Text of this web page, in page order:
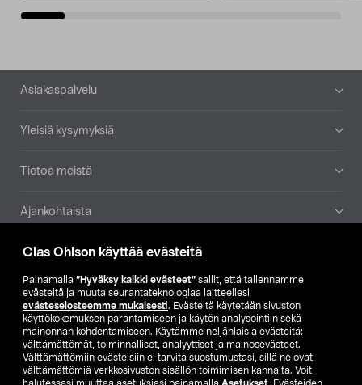
Clas Ohlson käyttää evästeitä
Painamalla ”Hyväksy kaikki evästeet” sallit, että tallennamme
evästeitä ja muuta seurantateknologiaa laitteellesi
evästeselosteemme mukaisesti. Evästeitä käytetään sivuston
käyttökokemuksen parantamiseen ja käytön analysointiin sekä
mainonnan kohdentamiseen. Käytämme neljänlaisia evästeitä:
välttämättömät, toiminnalliset, analyyttiset ja mainosevästeet.
Välttämättömiin evästeisiin ei tarvita suostumustasi, sillä ne ovat
välttämättömiä verkkosivuston sisällön toimimisen kannalta. Voit
Alatunniste
Asiakaspalvelu
Yleisiä kysymyksiä
Tietoa meistä
Ajankohtaista
Muut yrityksemme
Etsi myymälä
SE NO FI
FI SV